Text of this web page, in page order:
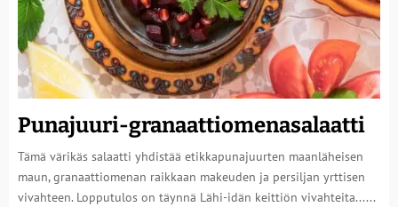
Punajuuri-granaattiomenasalaatti
Tämä värikäs salaatti yhdistää etikkapunajuurten maanläheisen
maun, granaattiomenan raikkaan makeuden ja persiljan yrttisen
vivahteen. Lopputulos on täynnä Lähi-idän keittiön vivahteita......